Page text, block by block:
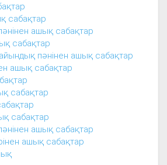
сабақтар
ашық сабақтар
сабақтар
пәнінен ашық сабақтар
ашық сабақтар
сабақтар
сабақтар
ашық сабақтар
ашық сабақтар